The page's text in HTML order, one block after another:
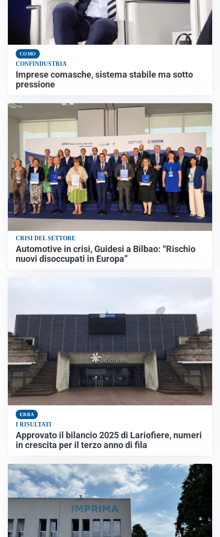
COMO
CONFINDUSTRIA
Imprese comasche, sistema stabile ma sotto
pressione
CRISI DEL SETTORE
Automotive in crisi, Guidesi a Bilbao: “Rischio
nuovi disoccupati in Europa”
ERBA
I RISULTATI
Approvato il bilancio 2025 di Lariofiere, numeri
in crescita per il terzo anno di fila